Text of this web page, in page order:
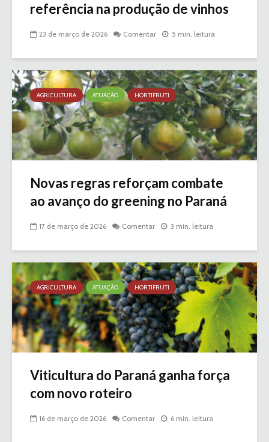
referência na produção de vinhos
23 de março de 2026 Comentar 5 min. leitura
AGRICULTURA ATUAÇÃO HORTIFRUTI
Novas regras reforçam combate
ao avanço do greening no Paraná
17 de março de 2026 Comentar 3 min. leitura
AGRICULTURA ATUAÇÃO HORTIFRUTI
Viticultura do Paraná ganha força
com novo roteiro
16 de março de 2026 Comentar 6 min. leitura